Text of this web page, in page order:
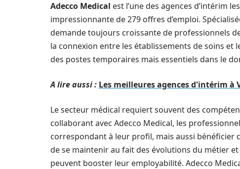
Adecco Medical est l’une des agences d’intérim
impressionnante de 279 offres d’emploi.
demande toujours croissante de professionnels
la connexion entre les établissements de soins et
des postes temporaires mais essentiels dans le
A lire aussi : Les meilleures agences d'intérim à
Le secteur médical requiert souvent des
collaborant avec Adecco Medical, les
correspondant à leur profil, mais aussi bénéficier
de se maintenir au fait des évolutions du métier
peuvent booster leur employabilité. Adecco